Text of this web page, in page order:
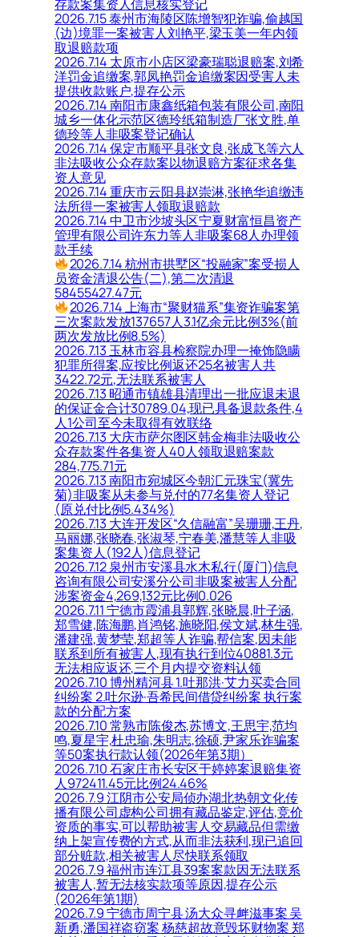
存款案集资人信息核实登记
2026.7.15 泰州市海陵区陈增智犯诈骗,偷越国
(边)境罪一案被害人刘艳平,梁玉美一年内领
取退赔款项
2026.7.14 太原市小店区梁豪瑞聪退赔案,刘希
洋罚金追缴案,郭凤艳罚金追缴案因受害人未
提供收款账户,提存公示
2026.7.14 南阳市康鑫纸箱包装有限公司,南阳
城乡一体化示范区德玲纸箱制造厂张文胜,单
德玲等人非吸案登记确认
2026.7.14 保定市顺平县张文良,张成飞等六人
非法吸收公众存款案以物退赔方案征求各集
资人意见
2026.7.14 重庆市云阳县赵崇淋,张艳华追缴违
法所得一案被害人领取退赔款
2026.7.14 中卫市沙坡头区宁夏财富恒昌资产
管理有限公司许东力等人非吸案68人办理领
款手续
2026.7.14 杭州市拱墅区“投融家”案受损人
员资金清退公告(二),第二次清退
58455427.47元
2026.7.14 上海市“聚财猫系”集资诈骗案第
三次案款发放137657人3.1亿余元比例3%(前
两次发放比例8.5%)
2026.7.13 玉林市容县检察院办理一掩饰隐瞒
犯罪所得案,应按比例返还25名被害人共
3422.72元,无法联系被害人
2026.7.13 昭通市镇雄县清理出一批应退未退
的保证金合计30789.04,现已具备退款条件,4
人1公司至今未取得有效联络
2026.7.13 大庆市萨尔图区韩金梅非法吸收公
众存款案件各集资人40人领取退赔案款
284,775.71元
2026.7.13 南阳市宛城区今朝汇元珠宝(冀先
菊)非吸案从未参与兑付的77名集资人登记
(原兑付比例5.434%)
2026.7.13 大连开发区“久信融富”吴珊珊,王丹,
马丽娜,张晓春,张淑琴,宁春美,潘慧等人非吸
案集资人(192人)信息登记
2026.7.12 泉州市安溪县水木私行(厦门)信息
咨询有限公司安溪分公司非吸案被害人分配
涉案资金4,269,132元比例0.026
2026.7.11 宁德市霞浦县郭辉,张晓晨,叶子涵,
郑雪健,陈海鹏,肖鸿铭,施晓阳,侯文斌,林生强,
潘建强,黄梦莹,郑超等人诈骗,帮信案,因未能
联系到所有被害人,现有执行到位40881.3元
无法相应返还,三个月内提交资料认领
2026.7.10 博州精河县 1.吐那洪·艾力买卖合同
纠纷案 2.吐尔逊·吾希民间借贷纠纷案 执行案
款的分配方案
2026.7.10 常熟市陈俊杰,苏博文,王思宇,范均
鸣,夏星宇,杜忠瑜,朱明志,徐硕,尹家乐诈骗案
等50案执行款认领(2026年第3期）
2026.7.10 石家庄市长安区于婷婷案退赔集资
人972411.45元比例24.46%
2026.7.9 江阴市公安局侦办湖北热朝文化传
播有限公司虚构公司拥有藏品鉴定,评估,竞价
资质的事实,可以帮助被害人交易藏品但需缴
纳上架宣传费的方式,从而非法获利,现已追回
部分赃款,相关被害人尽快联系领取
2026.7.9 福州市连江县39案案款因无法联系
被害人,暂无法核实款项等原因,提存公示
(2026年第1期)
2026.7.9 宁德市周宁县 汤大众寻衅滋事案 吴
新勇,潘国祥盗窃案 杨慈超故意毁坏财物案 郑